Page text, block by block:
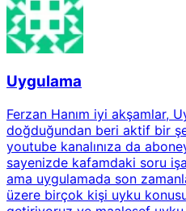
Uygulama
Ferzan Hanım iyi akşamlar,
doğduğundan beri aktif bir
youtube kanalınıza da
sayenizde kafamdaki soru
ama uygulamada son
üzere birçok kişi uyku